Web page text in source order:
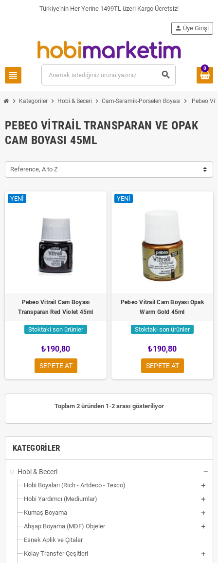
Türkiye'nin Her Yerine 1499TL üzeri Kargo Ücretsiz!
view_headline search
person Üye Girişi
0
chevron_right Kategoriler chevron_right Hobi & Beceri chevron_right Cam-Seramik-Porselen Boyası chevron_right Pebeo
KATEGORILER
Hobi & Beceri
Hobi Boyaları (Rich - Artdeco - Texco)
Hobi Yardımcı (Mediumlar)
Kumaş Boyama
Ahşap Boyama (MDF) Objeler
Esnek Aplik ve Çıtalar
Kolay Transfer Çeşitleri
PEBEO VITRAIL TRANSPARAN VE OPAK
CAM BOYASI 45ML
Reference, A to Z
YENI
Pebeo Vitrail Cam Boyası
Transparan Red Violet 45ml
Stoktaki son ürünler
₺190,80
SEPETE AT
YENI
Pebeo Vitrail Cam Boyası Opak
Warm Gold 45ml
Stoktaki son ürünler
₺190,80
SEPETE AT
Toplam 2 üründen 1-2 arası gösteriliyor